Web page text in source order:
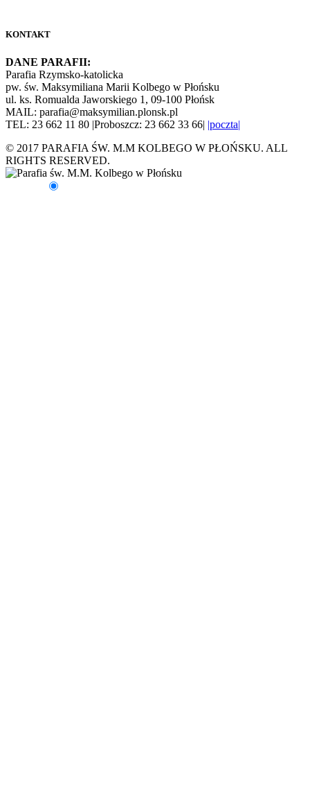
KONTAKT
DANE PARAFII:
Parafia Rzymsko-katolicka
pw. św. Maksymiliana Marii Kolbego w Płońsku
ul. ks. Romualda Jaworskiego 1, 09-100 Płońsk
MAIL: parafia@maksymilian.plonsk.pl
TEL: 23 662 11 80 |Proboszcz: 23 662 33 66| |poczta|
© 2017 PARAFIA ŚW. M.M KOLBEGO W PŁOŃSKU. ALL
RIGHTS RESERVED.